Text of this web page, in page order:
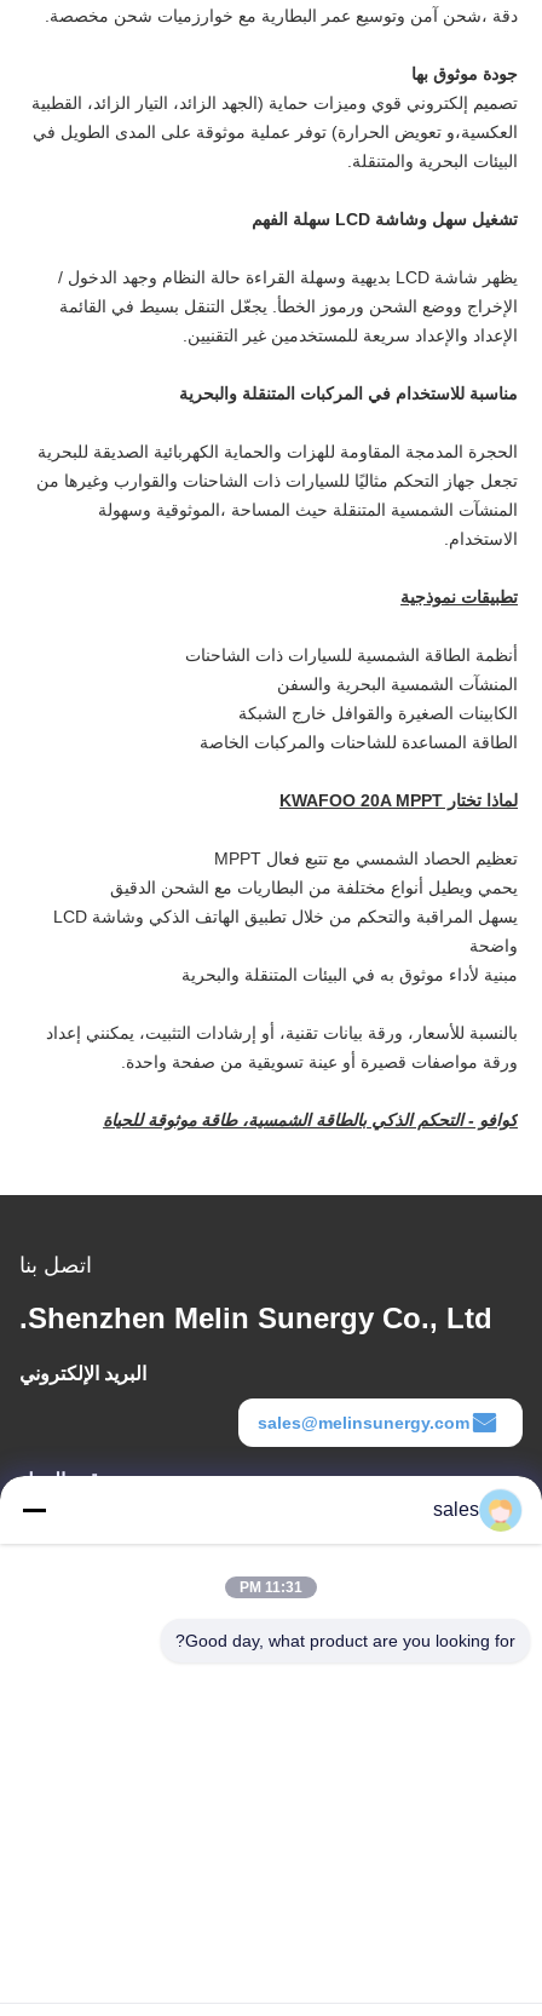
دقة ،شحن آمن وتوسيع عمر البطارية مع خوارزميات شحن مخصصة.
جودة موثوق بها
تصميم إلكتروني قوي وميزات حماية (الجهد الزائد، التيار الزائد، القطبية
العكسية،و تعويض الحرارة) توفر عملية موثوقة على المدى الطويل في
البيئات البحرية والمتنقلة.
تشغيل سهل وشاشة LCD سهلة الفهم
يظهر شاشة LCD بديهية وسهلة القراءة حالة النظام وجهد الدخول /
الإخراج ووضع الشحن ورموز الخطأ. يجعّل التنقل بسيط في القائمة
الإعداد والإعداد سريعة للمستخدمين غير التقنيين.
مناسبة للاستخدام في المركبات المتنقلة والبحرية
الحجرة المدمجة المقاومة للهزات والحماية الكهربائية الصديقة للبحرية
تجعل جهاز التحكم مثاليًا للسيارات ذات الشاحنات والقوارب وغيرها من
المنشآت الشمسية المتنقلة حيث المساحة ،الموثوقية وسهولة
الاستخدام.
تطبيقات نموذجية
أنظمة الطاقة الشمسية للسيارات ذات الشاحنات
المنشآت الشمسية البحرية والسفن
الكابينات الصغيرة والقوافل خارج الشبكة
الطاقة المساعدة للشاحنات والمركبات الخاصة
لماذا تختار KWAFOO 20A MPPT
تعظيم الحصاد الشمسي مع تتبع فعال MPPT
يحمي ويطيل أنواع مختلفة من البطاريات مع الشحن الدقيق
يسهل المراقبة والتحكم من خلال تطبيق الهاتف الذكي وشاشة LCD
واضحة
مبنية لأداء موثوق به في البيئات المتنقلة والبحرية
بالنسبة للأسعار، ورقة بيانات تقنية، أو إرشادات التثبيت، يمكنني إعداد
ورقة مواصفات قصيرة أو عينة تسويقية من صفحة واحدة.
كوافو - التحكم الذكي بالطاقة الشمسية، طاقة موثوقة للحياة
اتصل بنا
Shenzhen Melin Sunergy Co., Ltd.
البريد الإلكتروني
sales@melinsunergy.com
وقت العمل
8:30-18:00
الغرفة 709 ، الكتلة 2 من أنبو
sales
11:31 PM
Good day, what product are you looking for?